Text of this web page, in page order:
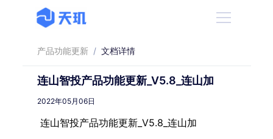
产品功能更新 / 文档详情
连山智投产品功能更新_V5.8_连山加
2022年05月06日
连山智投产品功能更新_V5.8_连山加